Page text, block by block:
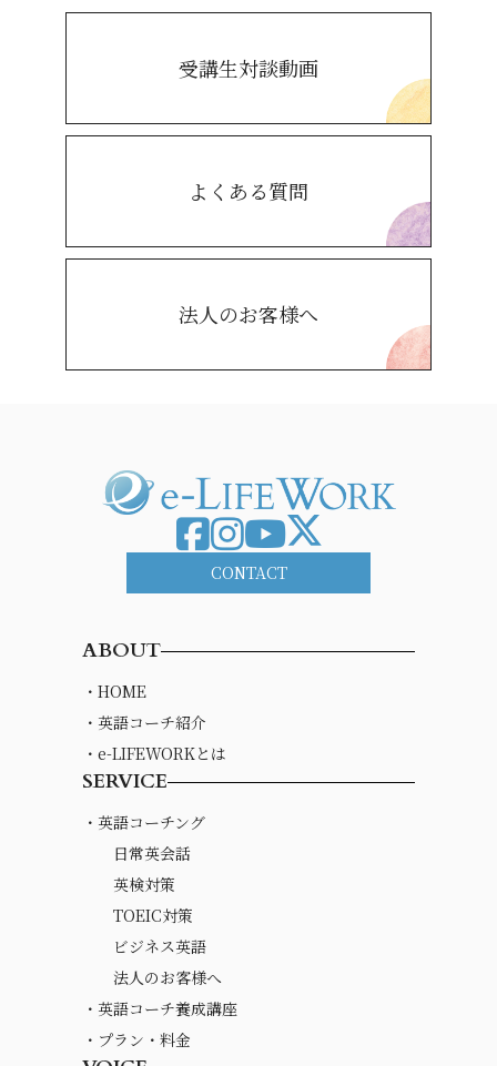
受講生対談動画
よくある質問
法人のお客様へ
CONTACT
ABOUT
・HOME
・英語コーチ紹介
・e-LIFEWORKとは
SERVICE
・英語コーチング
日常英会話
英検対策
TOEIC対策
ビジネス英語
法人のお客様へ
・英語コーチ養成講座
・プラン・料金